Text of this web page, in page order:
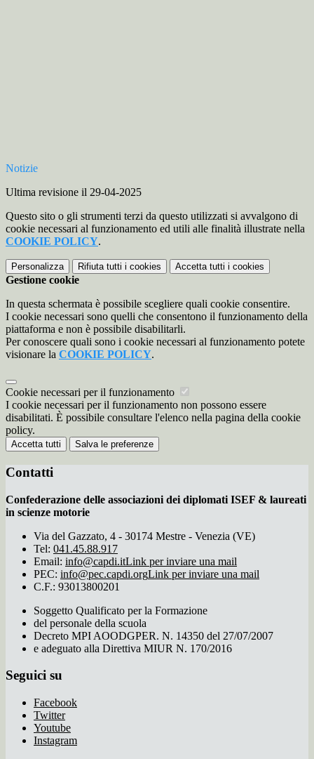
Notizie
Ultima revisione il 29-04-2025
Questo sito o gli strumenti terzi da questo utilizzati si avvalgono di
cookie necessari al funzionamento ed utili alle finalità illustrate nella
COOKIE POLICY.
Personalizza Rifiuta tutti i cookies Accetta tutti i cookies
Gestione cookie
In questa schermata è possibile scegliere quali cookie consentire.
I cookie necessari sono quelli che consentono il funzionamento della
piattaforma e non è possibile disabilitarli.
Per conoscere quali sono i cookie necessari al funzionamento potete
visionare la COOKIE POLICY.
Cookie necessari per il funzionamento
I cookie necessari per il funzionamento non possono essere
disabilitati. È possibile consultare l'elenco nella pagina della cookie
policy.
Accetta tutti Salva le preferenze
Contatti
Confederazione delle associazioni dei diplomati ISEF & laureati
in scienze motorie
Via del Gazzato, 4 - 30174 Mestre - Venezia (VE)
Tel: 041.45.88.917
Email: info@capdi.itLink per inviare una mail
PEC: info@pec.capdi.orgLink per inviare una mail
C.F.: 93013800201
Soggetto Qualificato per la Formazione
del personale della scuola
Decreto MPI AOODGPER. N. 14350 del 27/07/2007
e adeguato alla Direttiva MIUR N. 170/2016
Seguici su
Facebook
Twitter
Youtube
Instagram